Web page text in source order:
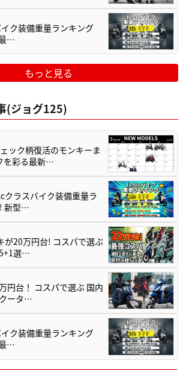
ク装備重量ランキング
…
もっと見る
(ジョグ125)
ック柄復活のモンキーま
を彩る最新…
クラスバイク装備重量ラ
新型…
が20万円台! コスパで選ぶ
選…
円台！ コスパで選ぶ 国内
ータ…
ク装備重量ランキング
…